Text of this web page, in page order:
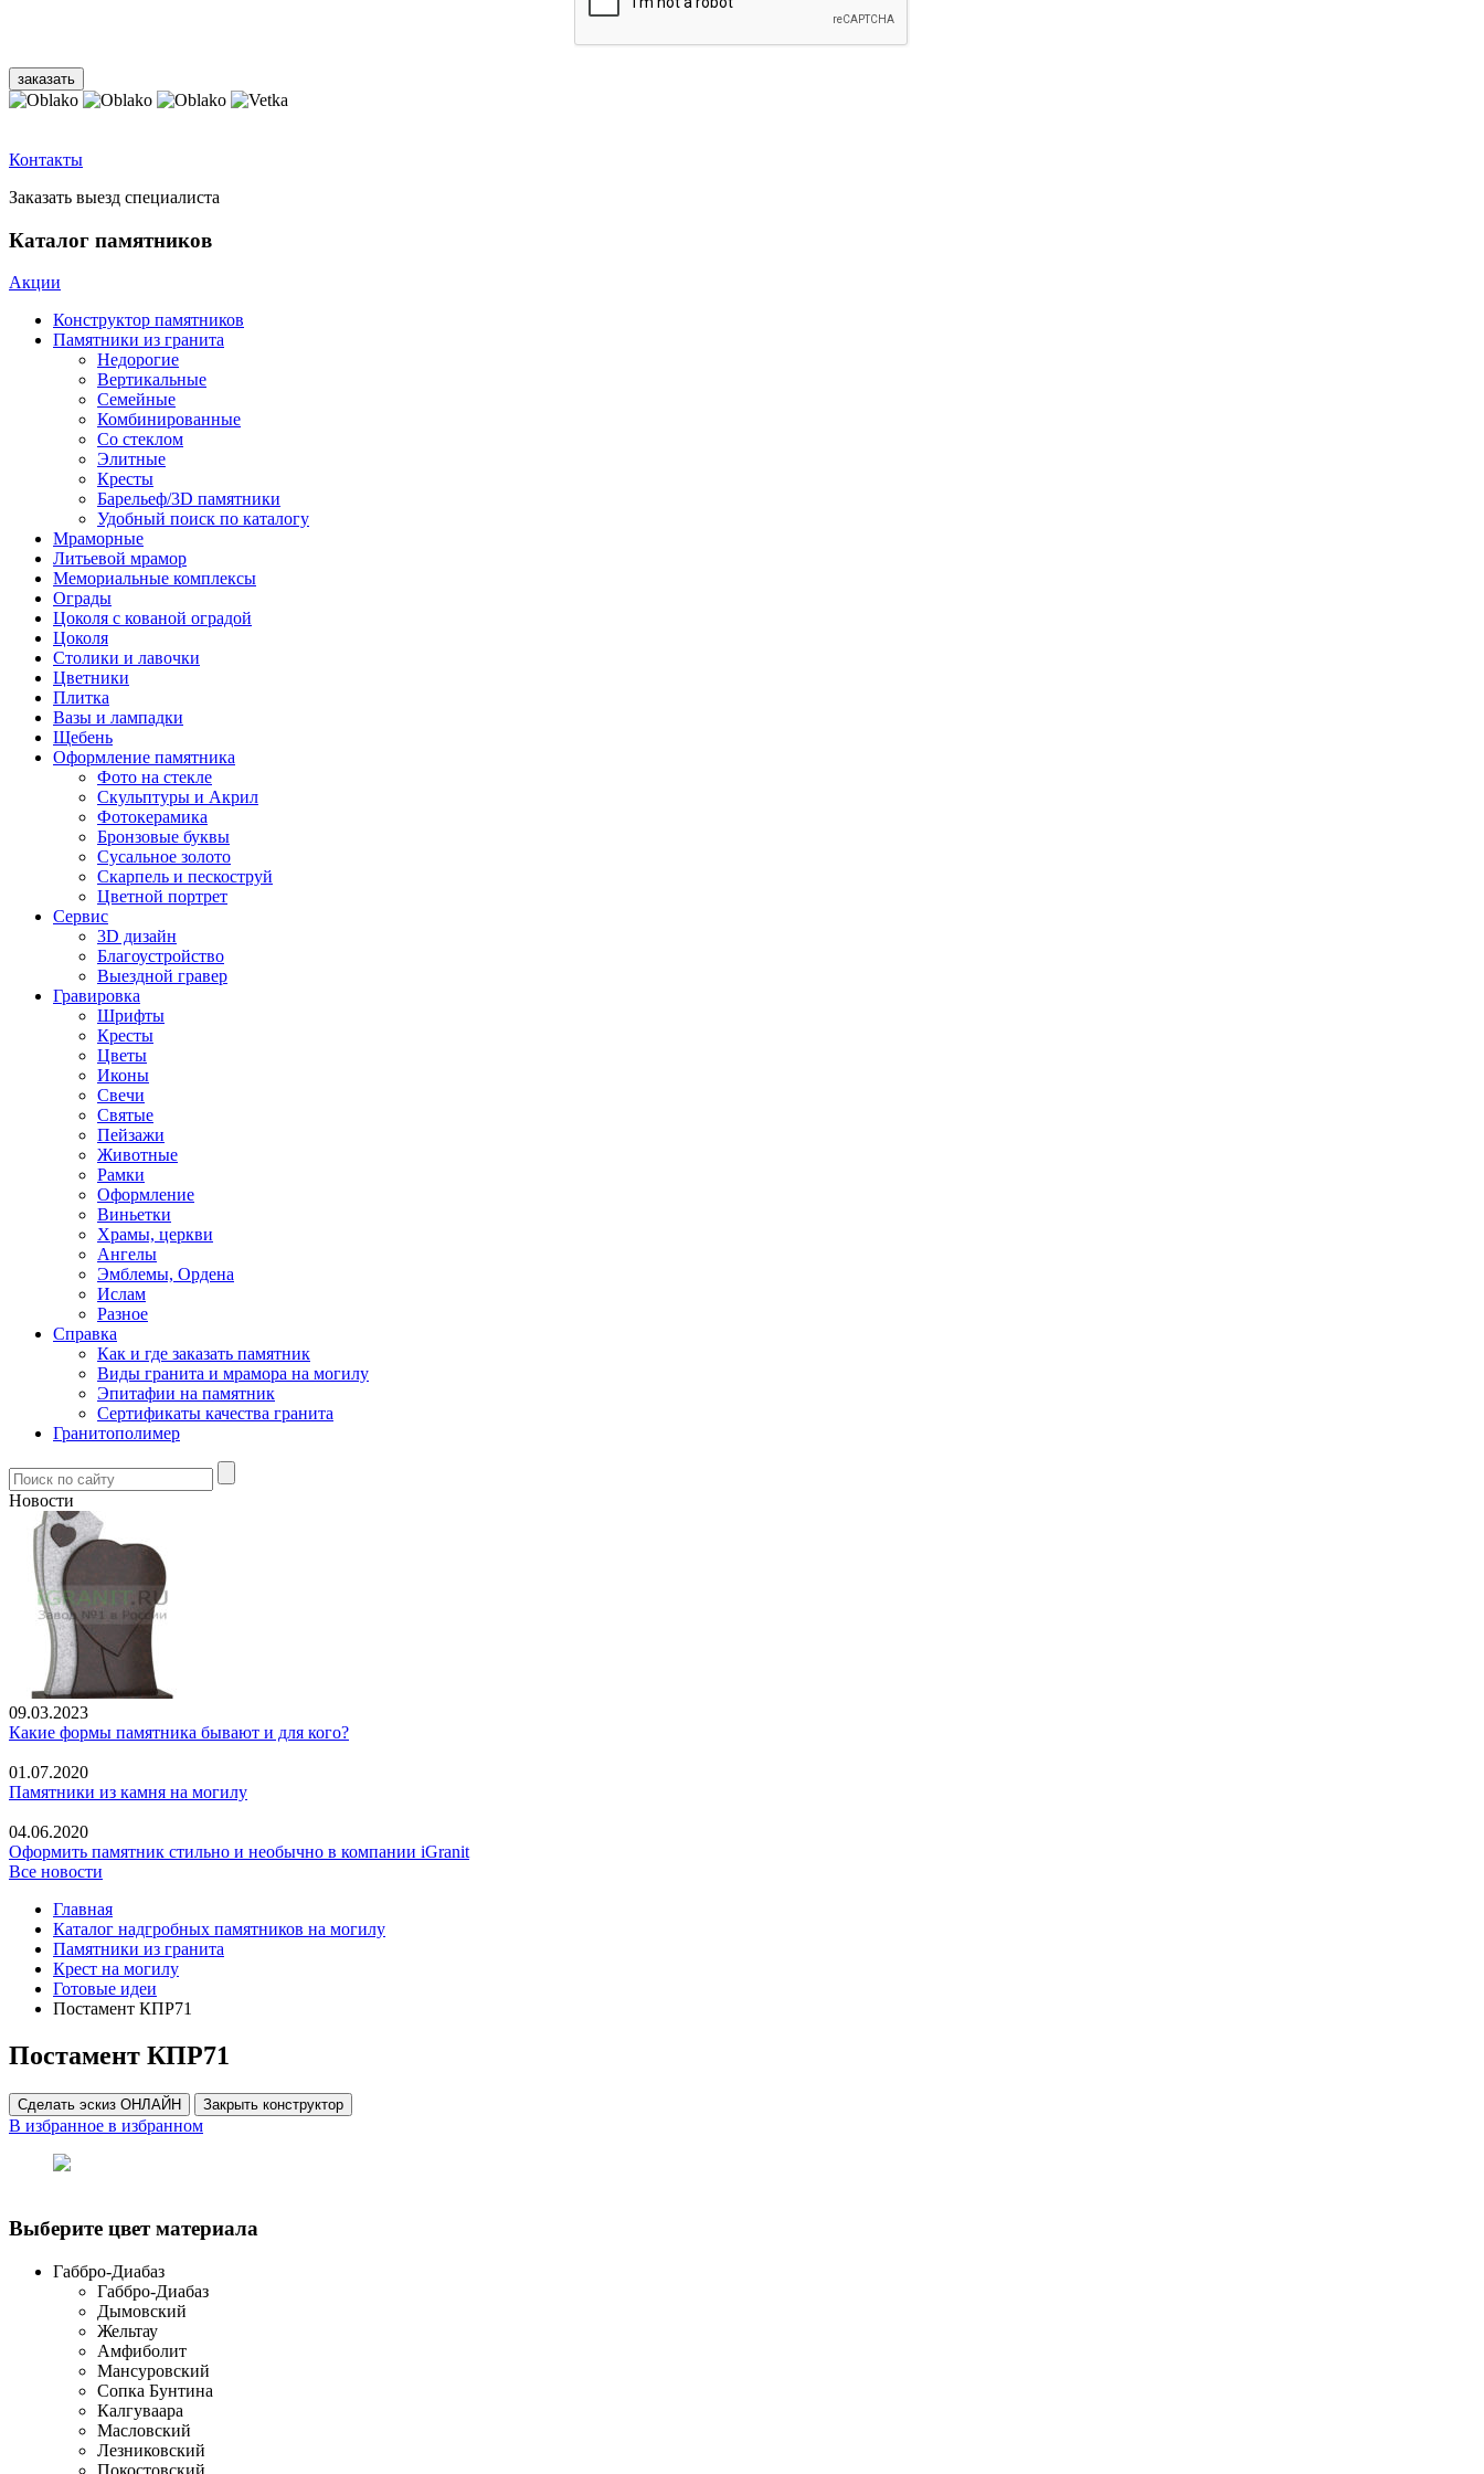
Контакты
Заказать выезд специалиста
Каталог памятников
Акции
Конструктор памятников
Памятники из гранита
Недорогие
Вертикальные
Семейные
Комбинированные
Со стеклом
Элитные
Кресты
Барельеф/3D памятники
Удобный поиск по каталогу
Мраморные
Литьевой мрамор
Мемориальные комплексы
Ограды
Цоколя с кованой оградой
Цоколя
Столики и лавочки
Цветники
Плитка
Вазы и лампадки
Щебень
Оформление памятника
Фото на стекле
Скульптуры и Акрил
Фотокерамика
Бронзовые буквы
Сусальное золото
Скарпель и пескоструй
Цветной портрет
Сервис
3D дизайн
Благоустройство
Выездной гравер
Гравировка
Шрифты
Кресты
Цветы
Иконы
Свечи
Святые
Пейзажи
Животные
Рамки
Оформление
Виньетки
Храмы, церкви
Ангелы
Эмблемы, Ордена
Ислам
Разное
Справка
Как и где заказать памятник
Виды гранита и мрамора на могилу
Эпитафии на памятник
Сертификаты качества гранита
Гранитополимер
Новости
09.03.2023
Какие формы памятника бывают и для кого?
01.07.2020
Памятники из камня на могилу
04.06.2020
Оформить памятник стильно и необычно в компании iGranit
Все новости
Главная
Каталог надгробных памятников на могилу
Памятники из гранита
Крест на могилу
Готовые идеи
Постамент КПР71
Постамент КПР71
Сделать эскиз ОНЛАЙН Закрыть конструктор
В избранное в избранном
Выберите цвет материала
Габбро-Диабаз
Габбро-Диабаз
Дымовский
Жельтау
Амфиболит
Мансуровский
Сопка Бунтина
Калгуваара
Масловский
Лезниковский
Покостовский